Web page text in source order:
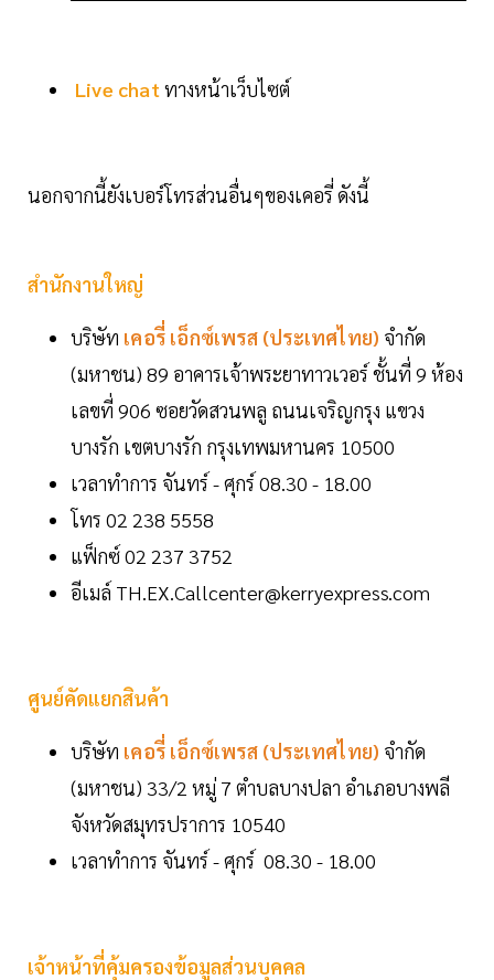
Live chatทางหน้าเว็บไซต์
นอกจากนี้ยังเบอร์โทรส่วนอื่นๆของเคอรี่ ดังนี้
สำนักงานใหญ่
บริษัท เคอรี่ เอ็กซ์เพรส (ประเทศไทย) จำกัด
(มหาชน) 89 อาคารเจ้าพระยาทาวเวอร์ ชั้นที่ 9 ห้อง
เลขที่ 906 ซอยวัดสวนพลู ถนนเจริญกรุง แขวง
บางรัก เขตบางรัก กรุงเทพมหานคร 10500
เวลาทำการ จันทร์ - ศุกร์ 08.30 - 18.00
โทร 02 238 5558
แฟ็กซ์ 02 237 3752
อีเมล์ TH.EX.Callcenter@kerryexpress.com
ศูนย์คัดแยกสินค้า
บริษัท เคอรี่ เอ็กซ์เพรส (ประเทศไทย) จำกัด
(มหาชน) 33/2 หมู่ 7 ตำบลบางปลา อำเภอบางพลี
จังหวัดสมุทรปราการ 10540
เวลาทำการ จันทร์ - ศุกร์ 08.30 - 18.00
เจ้าหน้าที่คุ้มครองข้อมูลส่วนบุคคล